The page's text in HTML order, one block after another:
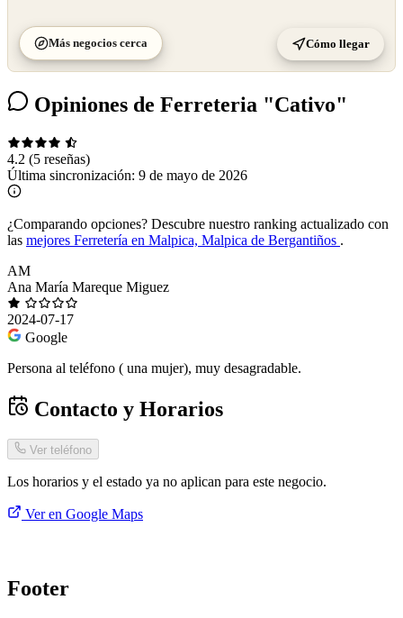
Más negocios cerca Cómo llegar
Opiniones de Ferreteria "Cativo"
4.2 (5 reseñas)
Última sincronización: 9 de mayo de 2026
¿Comparando opciones? Descubre nuestro ranking actualizado con
las mejores Ferretería en Malpica, Malpica de Bergantiños .
AM
Ana María Mareque Miguez
2024-07-17
Google
Persona al teléfono ( una mujer), muy desagradable.
Contacto y Horarios
Ver teléfono
Los horarios y el estado ya no aplican para este negocio.
Ver en Google Maps
Footer